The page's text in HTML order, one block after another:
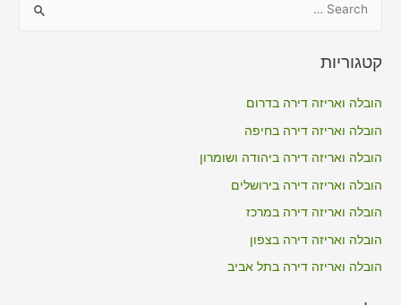
r
o
r
:
קטגוריות
הובלה ואריזה דירה בדרום
הובלה ואריזה דירה בחיפה
הובלה ואריזה דירה ביהודה ושומרון
הובלה ואריזה דירה בירושלים
הובלה ואריזה דירה במרכז
הובלה ואריזה דירה בצפון
הובלה ואריזה דירה בתל אביב